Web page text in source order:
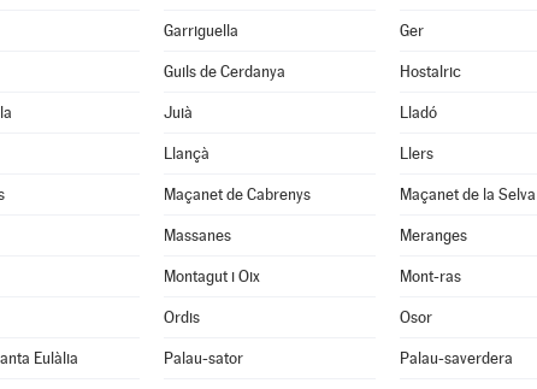
Garriguella Ger
Guils de Cerdanya Hostalric
Juià Lladó
Llançà Llers
Maçanet de Cabrenys Maçanet de la Selva
Massanes Meranges
Montagut i Oix Mont-ras
Ordis Osor
Eulàlia Palau-sator Palau-saverdera